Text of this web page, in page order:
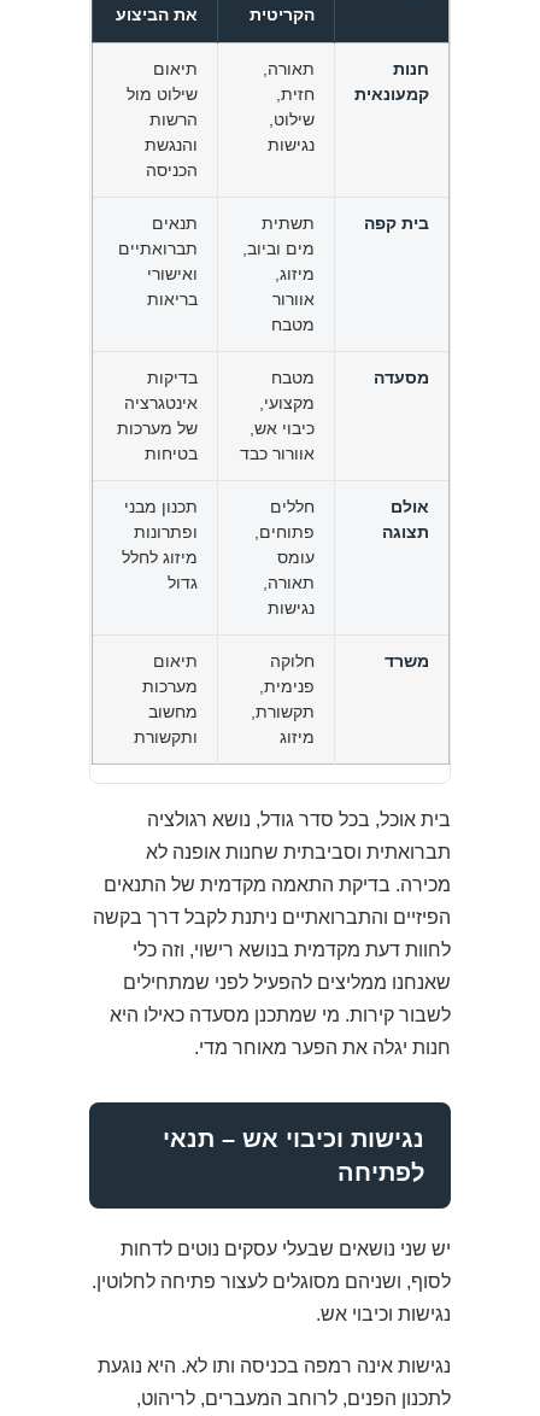
הקריטית
את הביצוע
חנות
קמעונאית
תאורה,
חזית,
שילוט,
נגישות
תיאום
שילוט מול
הרשות
והנגשת
הכניסה
בית קפה
תשתית
מים וביוב,
מיזוג,
אוורור
מטבח
תנאים
תברואתיים
ואישורי
בריאות
מסעדה
מטבח
מקצועי,
כיבוי אש,
אוורור כבד
בדיקות
אינטגרציה
של מערכות
בטיחות
אולם
תצוגה
חללים
פתוחים,
עומס
תאורה,
נגישות
תכנון מבני
ופתרונות
מיזוג לחלל
גדול
משרד
חלוקה
פנימית,
תקשורת,
מיזוג
תיאום
מערכות
מחשוב
ותקשורת
בית אוכל, בכל סדר גודל, נושא רגולציה
תברואתית וסביבתית שחנות אופנה לא
מכירה. בדיקת התאמה מקדמית של התנאים
הפיזיים והתברואתיים ניתנת לקבל דרך בקשה
לחוות דעת מקדמית בנושא רישוי, וזה כלי
שאנחנו ממליצים להפעיל לפני שמתחילים
לשבור קירות. מי שמתכנן מסעדה כאילו היא
חנות יגלה את הפער מאוחר מדי.
נגישות וכיבוי אש – תנאי
לפתיחה
יש שני נושאים שבעלי עסקים נוטים לדחות
לסוף, ושניהם מסוגלים לעצור פתיחה לחלוטין.
נגישות וכיבוי אש.
נגישות אינה רמפה בכניסה ותו לא. היא נוגעת
לתכנון הפנים, לרוחב המעברים, לריהוט,